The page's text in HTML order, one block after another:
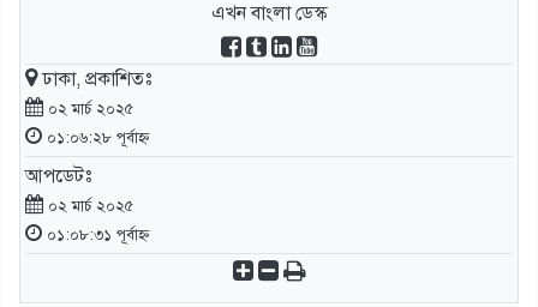
এখন বাংলা ডেস্ক
ঢাকা, প্রকাশিতঃ
০২ মার্চ ২০২৫
০১:০৬:২৮ পূর্বাহ্ন
আপডেটঃ
০২ মার্চ ২০২৫
০১:০৮:৩১ পূর্বাহ্ন